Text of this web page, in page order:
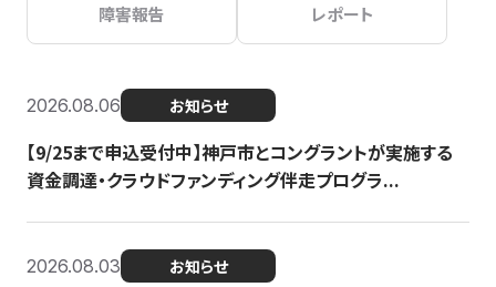
障害報告 レポート
2026.08.06 お知らせ
【9/25まで申込受付中】神戸市とコングラントが実施する
資金調達・クラウドファンディング伴走プログラ...
2026.08.03 お知らせ